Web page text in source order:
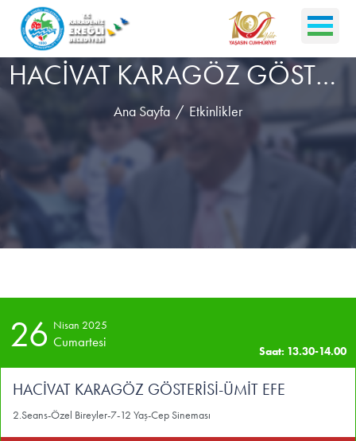
HACİVAT KARAGÖZ GÖSTERİSİ-ÜMİT EFE
Ana Sayfa Etkinlikler
26 Nisan 2025
Cumartesi
Saat: 13.30-14.00
HACİVAT KARAGÖZ GÖSTERİSİ-ÜMİT EFE
2.Seans-Özel Bireyler-7-12 Yaş-Cep Sineması